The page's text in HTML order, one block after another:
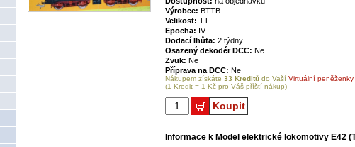
Výrobce: BTTB
Velikost: TT
Epocha: IV
Dodací lhůta: 2 týdny
Osazený dekodér DCC: Ne
Zvuk: Ne
Příprava na DCC: Ne
Nákupem získáte 33 Kreditů do Vaší Virtuální peněženky
(1 Kredit = 1 Kč pro Váš příští nákup)
Koupit
Informace k Model elektrické lokomotivy E42